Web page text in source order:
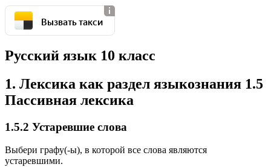
Вызвать такси
Русский язык 10 класс
1. Лексика как раздел языкознания 1.5
Пассивная лексика
1.5.2 Устаревшие слова
Выбери графу(-ы), в которой все слова являются
устаревшими.